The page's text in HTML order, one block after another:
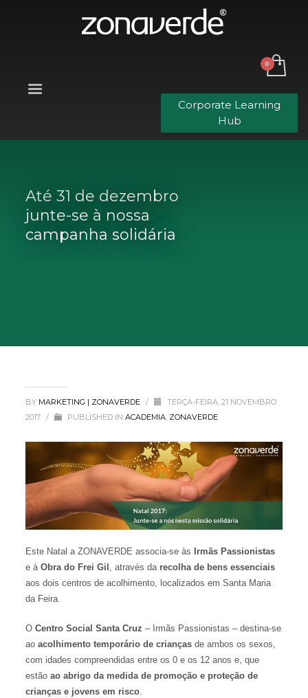
Corporate Learning
Hub
Até 31 de dezembro
junte-se à nossa
campanha solidária
BY MARKETING | ZONAVERDE /
TERÇA-FEIRA, 21 NOVEMBRO
2017
/ PUBLISHED INACADEMIA, ZONAVERDE
Este Natal a ZONAVERDE associa-se às
Irmãs Passionistas
e àObra do Frei Gil , através da recolha de bens essenciais
aos dois centros de acolhimento, localizados em Santa Maria
da Feira.
OCentro Social Santa Cruz – Irmãs Passionistas – destina-se
aoacolhimento temporário de crianças de ambos os sexos,
com idades compreendidas entre os 0 e os 12 anos e, que
estãoao abrigo da medida de promoção e proteção de
crianças e jovens em risco.